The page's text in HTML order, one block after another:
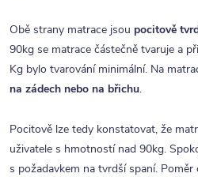
Obě strany matrace jsou pocitově
90kg se matrace částečně tvaruje a
Kg bylo tvarování minimální. Na
na zádech nebo na břichu.
Pocitově lze tedy konstatovat, že
uživatele s hmotností nad 90kg.
s požadavkem na tvrdší spaní.